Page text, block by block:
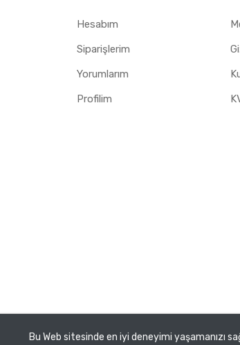
Hesabım
Siparişlerim
Yorumlarım
Profilim
2026. VEMA Pnömatik San. ve Tic. A.Ş.
Bu Web sitesinde en iyi deneyimi yaşamanızı